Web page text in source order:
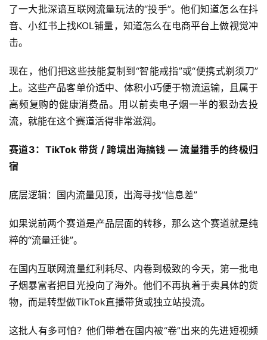
子
烟
百
科
一
次
性
电
烟
电
子
烟
评
测
通
配
烟
了一大批深谙互联网流量玩法的“投手”。他们知道怎么在抖
音、小红书上找KOL铺量，知道怎么在电商平台上做视觉冲
击。
现在，他们把这些技能复制到“智能戒指”或“便携式剃须刀”
上。这些产品客单价适中、体积小巧便于物流运输，且属于
高频复购的健康消费品。用以前卖电子烟一半的狠劲去投
流，就能在这个赛道活得非常滋润。
赛道3：TikTok 带货 / 跨境出海搞钱 — 流量猎手的终极归
宿
底层逻辑：国内流量见顶，出海寻找“信息差”
如果说前两个赛道是产品层面的转移，那么这个赛道就是纯
粹的“流量迁徙”。
在国内互联网流量红利耗尽、内卷到极致的今天，第一批电
子烟暴富者把目光投向了海外。他们不再执着于卖具体的货
物，而是转型做TikTok直播带货或独立站投流。
这批人有多可怕？他们带着在国内被“卷”出来的先进短视频